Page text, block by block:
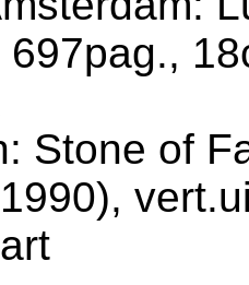
697pag.,
Stone of